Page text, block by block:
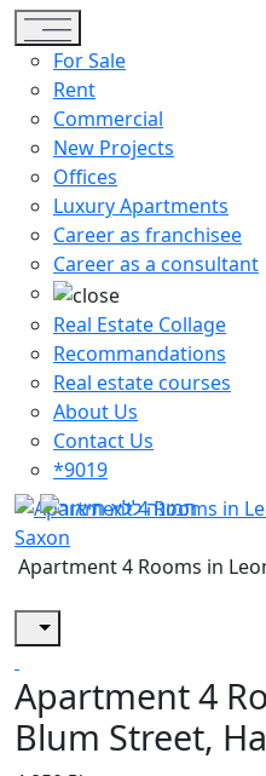
Toggle navigation
For Sale
Rent
Commercial
New Projects
Offices
Luxury Apartments
Career as franchisee
Career as a consultant
Real Estate Collage
Recommandations
Real estate courses
About Us
Contact Us
*9019
Apartment 4
Blum Street,